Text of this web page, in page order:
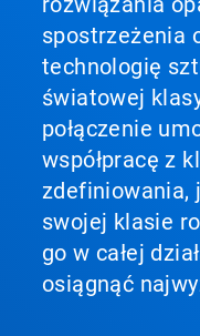
spostrzeżenia
technologię
światowej
połączenie
współpracę z
zdefiniowania,
swojej klasie
go w całej
osiągnąć